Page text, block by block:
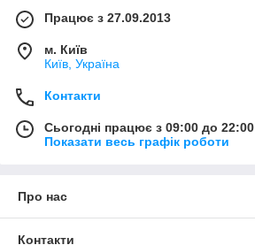
Працює з 27.09.2013
м. Київ
Київ, Україна
Контакти
Сьогодні працює з 09:00 до 22:00
Показати весь графік роботи
Про нас
Контакти